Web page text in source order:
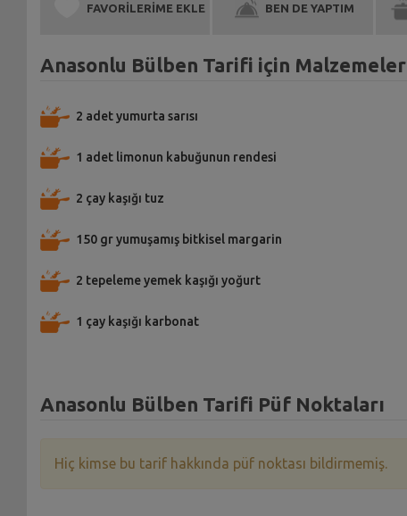
FAVORİLERİME EKLE BEN DE YAPTIM
Anasonlu Bülben Tarifi için Malzemeler
2 adet yumurta sarısı
1 adet limonun kabuğunun rendesi
2 çay kaşığı tuz
150 gr yumuşamış bitkisel margarin
2 tepeleme yemek kaşığı yoğurt
1 çay kaşığı karbonat
Anasonlu Bülben Tarifi Püf Noktaları
Hiç kimse bu tarif hakkında püf noktası bildirmemiş.